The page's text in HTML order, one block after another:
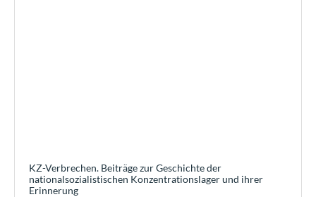
KZ-Verbrechen. Beiträge zur Geschichte der
nationalsozialistischen Konzentrationslager und ihrer
Erinnerung